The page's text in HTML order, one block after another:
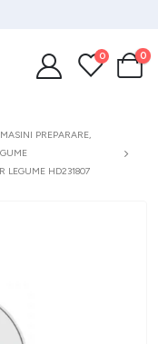
0 0
PREPARARE,
LEGUME HD231807